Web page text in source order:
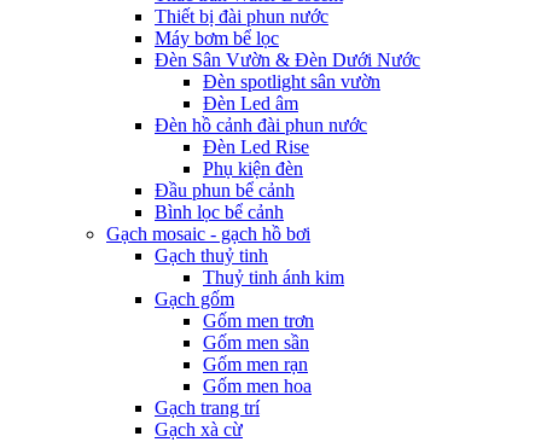
Thiết bị đài phun nước
Máy bơm bể lọc
Đèn Sân Vườn & Đèn Dưới Nước
Đèn spotlight sân vườn
Đèn Led âm
Đèn hồ cảnh đài phun nước
Đèn Led Rise
Phụ kiện đèn
Đầu phun bể cảnh
Bình lọc bể cảnh
Gạch mosaic - gạch hồ bơi
Gạch thuỷ tinh
Thuỷ tinh ánh kim
Gạch gốm
Gốm men trơn
Gốm men sần
Gốm men rạn
Gốm men hoa
Gạch trang trí
Gạch xà cừ